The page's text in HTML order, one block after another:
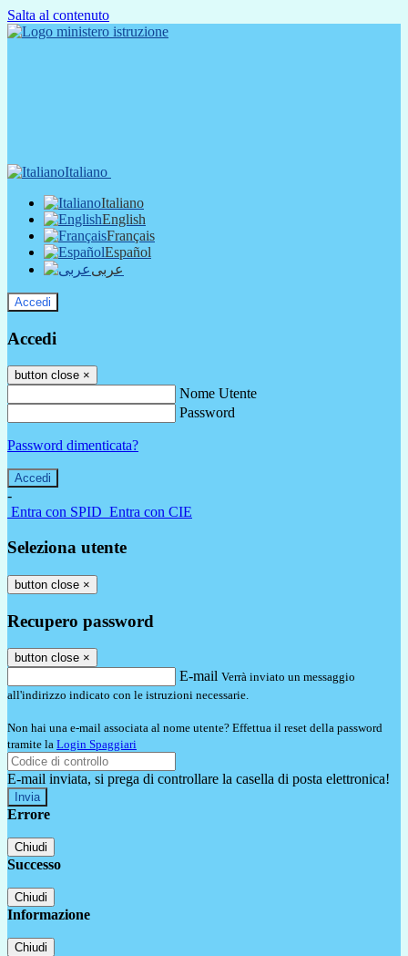
Salta al contenuto
Italiano
Italiano
English
Français
Español
عربى
Accedi
Accedi
button close ×
Nome Utente
Password
Password dimenticata?
-
Entra con SPID Entra con CIE
Seleziona utente
button close ×
Recupero password
button close ×
E-mail Verrà inviato un messaggio
all'indirizzo indicato con le istruzioni necessarie.
Non hai una e-mail associata al nome utente? Effettua il reset della password
tramite la Login Spaggiari
E-mail inviata, si prega di controllare la casella di posta elettronica!
Errore
Chiudi
Successo
Chiudi
Informazione
Chiudi